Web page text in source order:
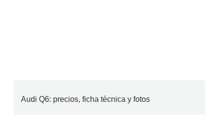
Audi Q6: precios, ficha técnica y fotos